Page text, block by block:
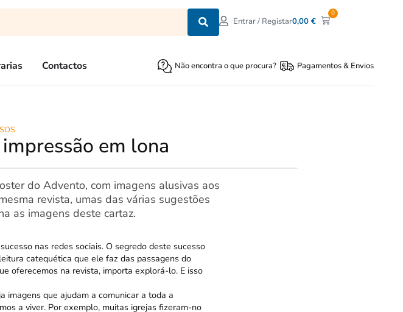
Entrar / Registar0,00€
0
Contactos Não encontra o que procura? Pagamentos & Envios
em lona
do Advento, com imagens alusivas aos
revista, umas das várias sugestões
as imagens deste cartaz.
nas redes sociais. O segredo deste sucesso
catequética que ele faz das passagens do
oferecemos na revista, importa explorá-lo. E isso
imagens que ajudam a comunicar a toda a
a viver. Por exemplo, muitas igrejas fizeram-no